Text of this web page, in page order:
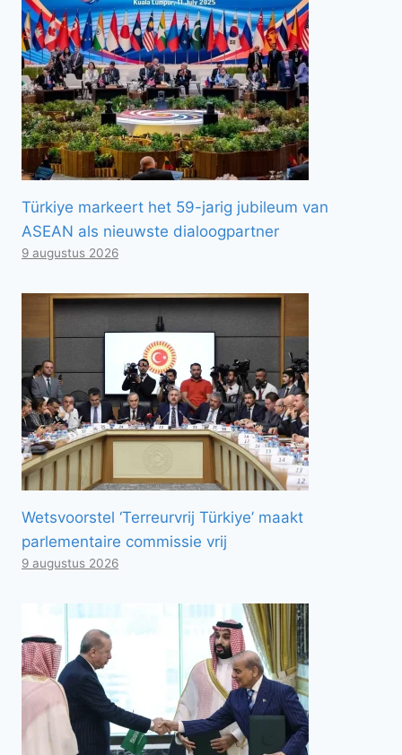
Türkiye markeert het 59-jarig jubileum van
ASEAN als nieuwste dialoogpartner
9 augustus 2026
Wetsvoorstel ‘Terreurvrij Türkiye’ maakt
parlementaire commissie vrij
9 augustus 2026